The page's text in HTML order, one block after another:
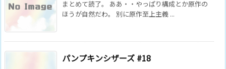
まとめて読了。 ああ・・やっぱり構成とか原作の
ほうが自然だわ。 別に原作至上主義 ...
パンプキンシザーズ #18